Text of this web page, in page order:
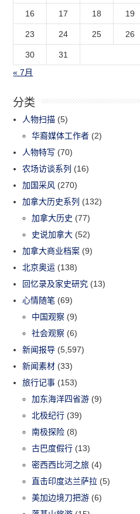
16 17 18 19
23 24 25 26
30
31
« 7月
分类
人物扫描 (5)
华裔媒体工作者 (2)
人物特写 (70)
农场访谈系列 (16)
加国采风 (270)
加拿大历史系列 (132)
加拿大历史 (77)
史说加拿大 (52)
加拿大商业档案 (9)
北京奥运 (138)
回忆录及家史研究 (13)
心情随笔 (69)
中国观察 (9)
社会观察 (6)
新闻报导 (5,597)
新闻素材 (33)
旅行记事 (153)
加东海洋四省游 (9)
北极纪行 (39)
南极探险 (8)
古巴度假行 (13)
密西西比河之旅 (4)
直击印度达兰萨拉 (5)
美加边境刀把游 (6)